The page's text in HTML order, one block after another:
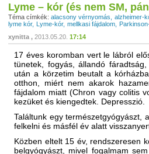
Lyme – kór (és nem SM,
Téma címkék: alacsony vérnyomás alzheimer-
lyme kór
Lyme-kór mellkasi fájdalom
xynitta
2013.05.20. 17:14
17 éves koromban vert le lábról
tünetek, fogyás, állandó
után a körzetim beutalt a
otthon, miért nem akarok
fájdalom miatt (Chron vagy colitis
kezüket és kiengedtek. Depresszió.
Találtunk egy természetgyógyászt,
felkelni és másfél év alatt
Közben eltelt 15 év, rendszeresen
belgyógyászt, mivel fogalmam